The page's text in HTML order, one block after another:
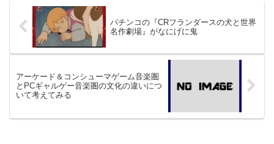
パチンコの『CRフランダースの犬と世界
名作劇場』がなにげに鬼
アーケード＆コンシューマゲーム音楽圏
とPCギャルゲー音楽圏の文化の違いにつ
いて考えてみる